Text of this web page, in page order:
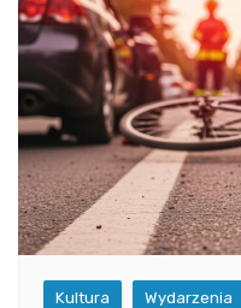
Kultura Wydarzenia